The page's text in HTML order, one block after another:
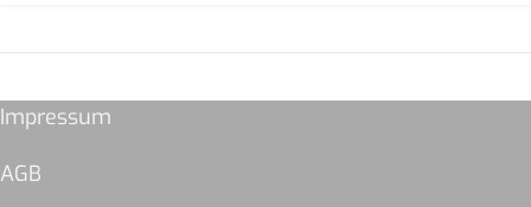
Impressum
AGB